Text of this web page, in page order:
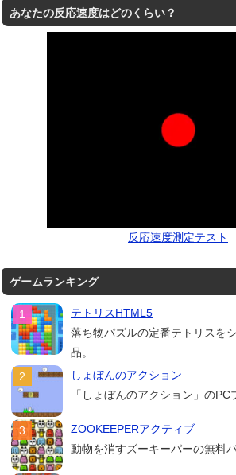
あなたの反応速度はどのくらい？
反応速度測定テスト
ゲームランキング
テトリスHTML5
落ち物パズルの定番テトリスを
品。
しょぼんのアクション
「しょぼんのアクション」のPC
ZOOKEEPERアクティブ
動物を消すズーキーパーの無料